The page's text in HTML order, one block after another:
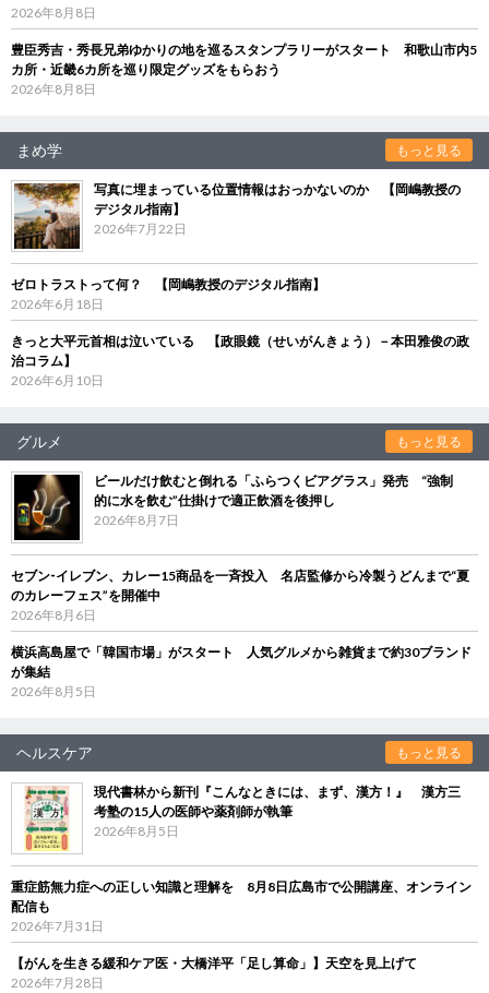
2026年8月8日
豊臣秀吉・秀長兄弟ゆかりの地を巡るスタンプラリーがスタート 和歌山市内5
カ所・近畿6カ所を巡り限定グッズをもらおう
2026年8月8日
まめ学 もっと見る
写真に埋まっている位置情報はおっかないのか 【岡嶋教授の
デジタル指南】
2026年7月22日
ゼロトラストって何？ 【岡嶋教授のデジタル指南】
2026年6月18日
きっと大平元首相は泣いている 【政眼鏡（せいがんきょう）－本田雅俊の政
治コラム】
2026年6月10日
グルメ もっと見る
ビールだけ飲むと倒れる「ふらつくビアグラス」発売 “強制
的に水を飲む”仕掛けで適正飲酒を後押し
2026年8月7日
セブン‐イレブン、カレー15商品を一斉投入 名店監修から冷製うどんまで“夏
のカレーフェス”を開催中
2026年8月6日
横浜高島屋で「韓国市場」がスタート 人気グルメから雑貨まで約30ブランド
が集結
2026年8月5日
ヘルスケア もっと見る
現代書林から新刊『こんなときには、まず、漢方！』 漢方三
考塾の15人の医師や薬剤師が執筆
2026年8月5日
重症筋無力症への正しい知識と理解を 8月8日広島市で公開講座、オンライン
配信も
2026年7月31日
【がんを生きる緩和ケア医・大橋洋平「足し算命」】天空を見上げて
2026年7月28日